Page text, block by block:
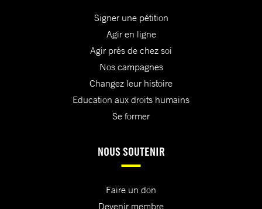
Signer une pétition
Agir en ligne
Agir près de chez soi
Nos campagnes
Changez leur histoire
Education aux droits humains
Se former
NOUS SOUTENIR
Faire un don
Devenir membre